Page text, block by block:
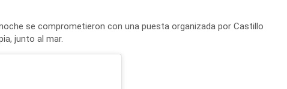
se comprometieron con una puesta organizada por Castillo
junto al mar.